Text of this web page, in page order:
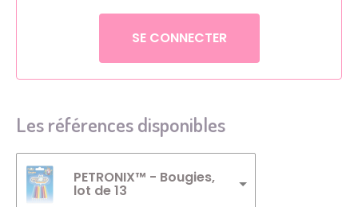
SE CONNECTER
Les références disponibles
PETRONIX™ - Bougies,
lot de 13